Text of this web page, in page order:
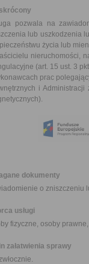
pozwala na
lub uszkodzenia
życia lub
nieruchomości,
(art. 15 ust. 3
prac
i
).
dokumenty
o zniszczeniu
usługi
fizyczne, osoby
załatwienia sprawy